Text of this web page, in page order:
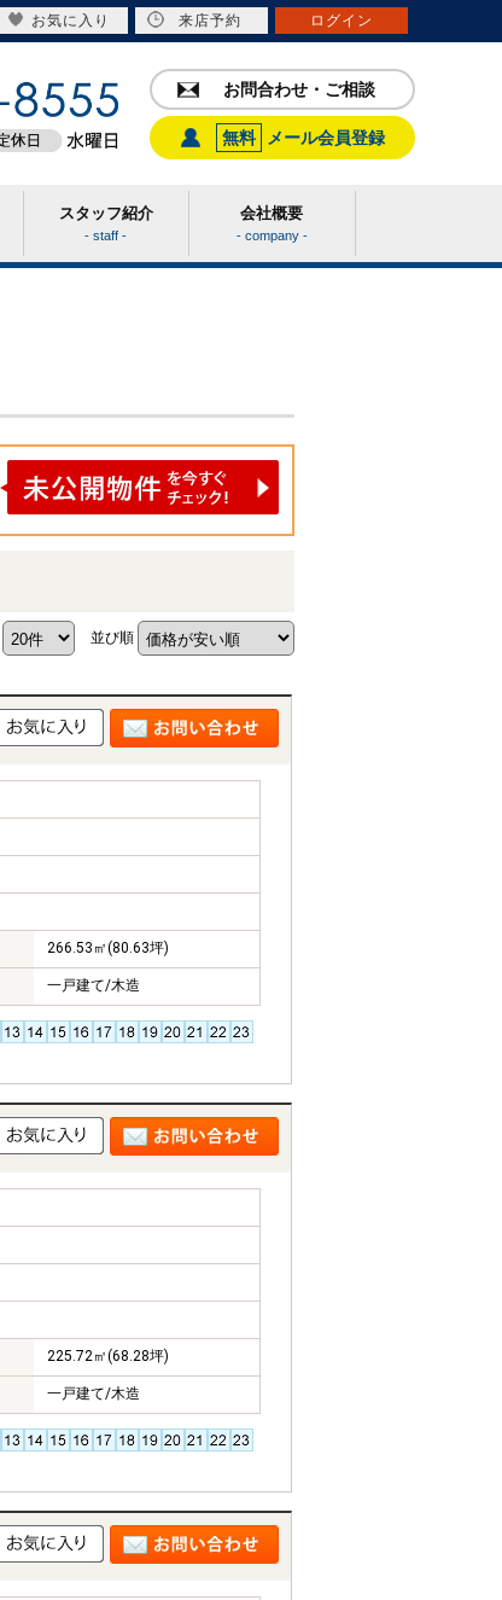
お気に入り 来店予約 ログイン
お問合わせ・ご相談
無料 メール会員登録
スタッフ紹介
- staff -
会社概要
- company -
並び順
266.53㎡(80.63坪)
一戸建て/木造
225.72㎡(68.28坪)
一戸建て/木造